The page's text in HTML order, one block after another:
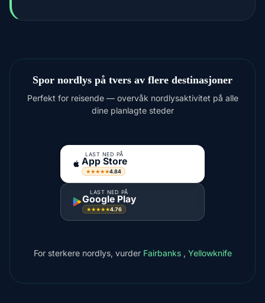
Spor nordlys på tvers av flere destinasjoner
Perfekt for reisende — overvåk nordlysaktivitet på alle
dine planlagte steder
LAST NED PÅ
App Store
★★★★★4.84
LAST NED PÅ
Google Play
★★★★★4.76
For sterkere nordlys, vurder Fairbanks , Yellowknife